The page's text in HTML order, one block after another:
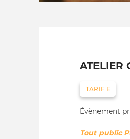
ATELIER
TARIF E
Évènement
Tout public